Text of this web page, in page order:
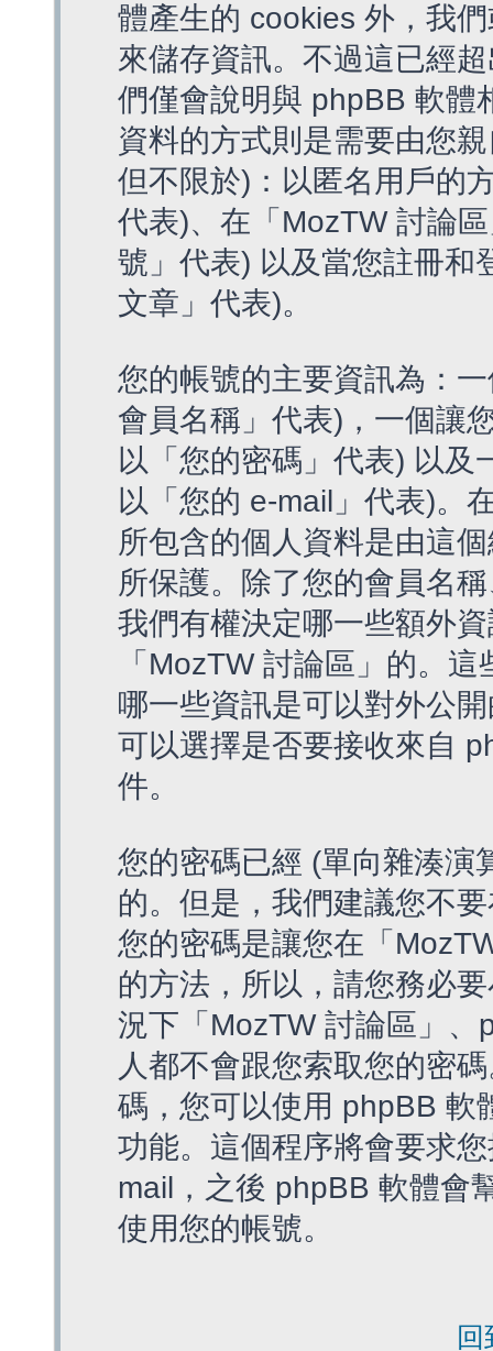
體產生的 cookies 外，我
來儲存資訊。不過這已經
們僅會說明與 phpBB 軟體
資料的方式則是需要由您
但不限於)：以匿名用戶的
代表)、在「MozTW 討論
號」代表) 以及當您註冊和
文章」代表)。
您的帳號的主要資訊為：
會員名稱」代表)，一個讓
以「您的密碼」代表) 以及
以「您的 e-mail」代表)。
所包含的個人資料是由這
所保護。除了您的會員名
我們有權決定哪一些額外
「MozTW 討論區」的。
哪一些資訊是可以對外公
可以選擇是否要接收來自
件。
您的密碼已經 (單向雜湊演
的。但是，我們建議您不
您的密碼是讓您在「
的方法，所以，請您務必
況下「MozTW 討論區」
人都不會跟您索取您的密
碼，您可以使用 phpBB 軟
功能。這個程序將會要求
mail，之後 phpBB 軟體會
使用您的帳號。